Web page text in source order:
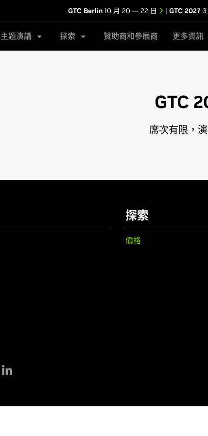
GTC Berlin 10 月 20 — 22 日 | GTC 2027 3
主題演講 探索 贊助商和參展商 更多資訊
GTC
席次有限，
探索
價格